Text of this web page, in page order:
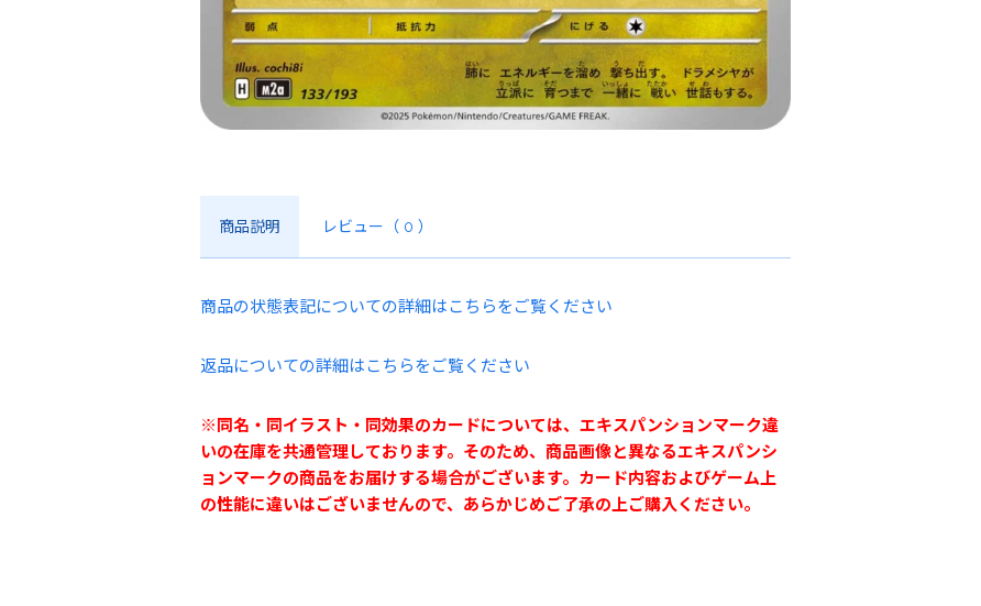
商品説明 レビュー （ 0 ）
商品の状態表記についての詳細はこちらをご覧ください
返品についての詳細はこちらをご覧ください
※同名・同イラスト・同効果のカードについては、エキスパンションマーク違
いの在庫を共通管理しております。そのため、商品画像と異なるエキスパンシ
ョンマークの商品をお届けする場合がございます。カード内容およびゲーム上
の性能に違いはございませんので、あらかじめご了承の上ご購入ください。